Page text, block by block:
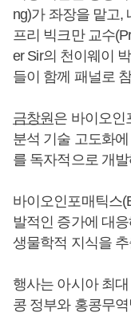
ng)가 좌장을 맡고,
프리 빅크만 교수
er Sir의 천이웨이
들이 함께 패널로
금창원은 바이오인
분석 기술 고도화
를 독자적으로 개
바이오인포매틱스
발적인 증가에 대
생물학적 지식을
행사는 아시아 최
콩 정부와 홍콩무